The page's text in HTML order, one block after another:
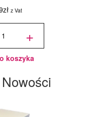
zł z Vat
+
koszyka